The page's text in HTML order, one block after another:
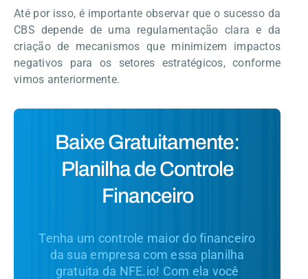
Até por isso, é importante observar que o sucesso da
CBS depende de uma regulamentação clara e da
criação de mecanismos que minimizem impactos
negativos para os setores estratégicos, conforme
vimos anteriormente.
Baixe Gratuitamente:
Planilha de Controle
Financeiro
Tenha um controle maior do financeiro
da sua empresa com essa planilha
gratuita da NFE.io! Com ela você